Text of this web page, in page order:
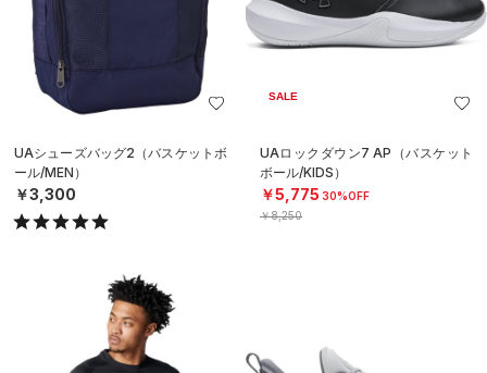
UAシューズバッグ2（バスケットボ
ール/MEN）
￥3,300
SALE
UAロックダウン7 AP（バスケット
ボール/KIDS）
￥5,775 30%OFF
￥8,250